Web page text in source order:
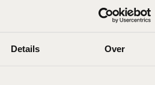
Details Over